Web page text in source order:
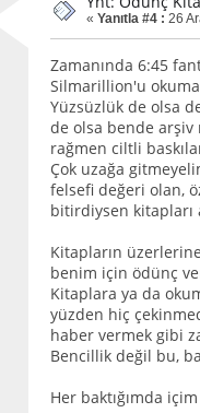
« Yanıtla #4 : 26
Zamanında 6:45
Silmarillion'u
Yüzsüzlük de olsa
de olsa bende arşiv
rağmen ciltli
Çok uzağa
felsefi değeri olan,
bitirdiysen kitapları
Kitapların
benim için ödünç
Kitaplara ya da
yüzden hiç
haber vermek gibi
Bencillik değil bu,
Her baktığımda